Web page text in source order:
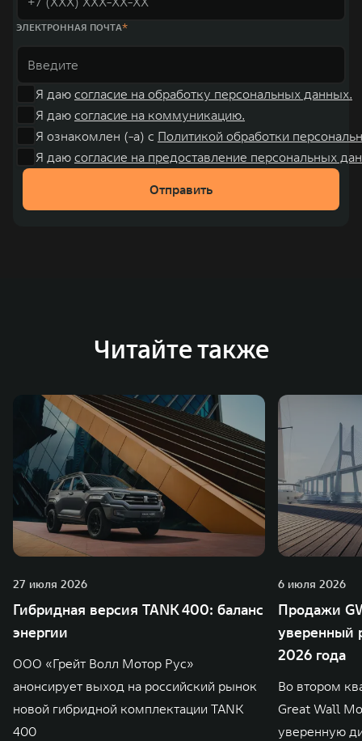
ЭЛЕКТРОННАЯ ПОЧТА
Я даю согласие на обработку персональных данных.
Я даю согласие на коммуникацию.
Я ознакомлен (-а) с Политикой обработки
Я даю согласие на предоставление персональных
Отправить
Читайте также
27 июля 2026
Гибридная версия TANK 400: баланс
энергии
ООО «Грейт Волл Мотор Рус»
анонсирует выход на российский рынок
новой гибридной комплектации TANK
400
6 июля 2026
Продажи
уверенный
2026 года
Во втором
Great Wall
уверенную